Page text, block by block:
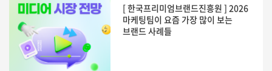
[ 한국프리미엄브랜드진흥원 ] 2026
마케팅팀이 요즘 가장 많이 보는
브랜드 사례들